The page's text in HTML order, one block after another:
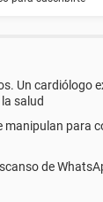
Un cardiólogo
salud
manipulan para
de